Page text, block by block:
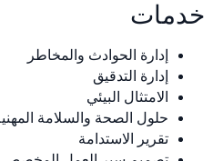
خدمات
إدارة الحوادث والمخاطر
إدارة التدقيق
الامتثال البيئي
حلول الصحة والسلامة المهنية
تقرير الاستدامة